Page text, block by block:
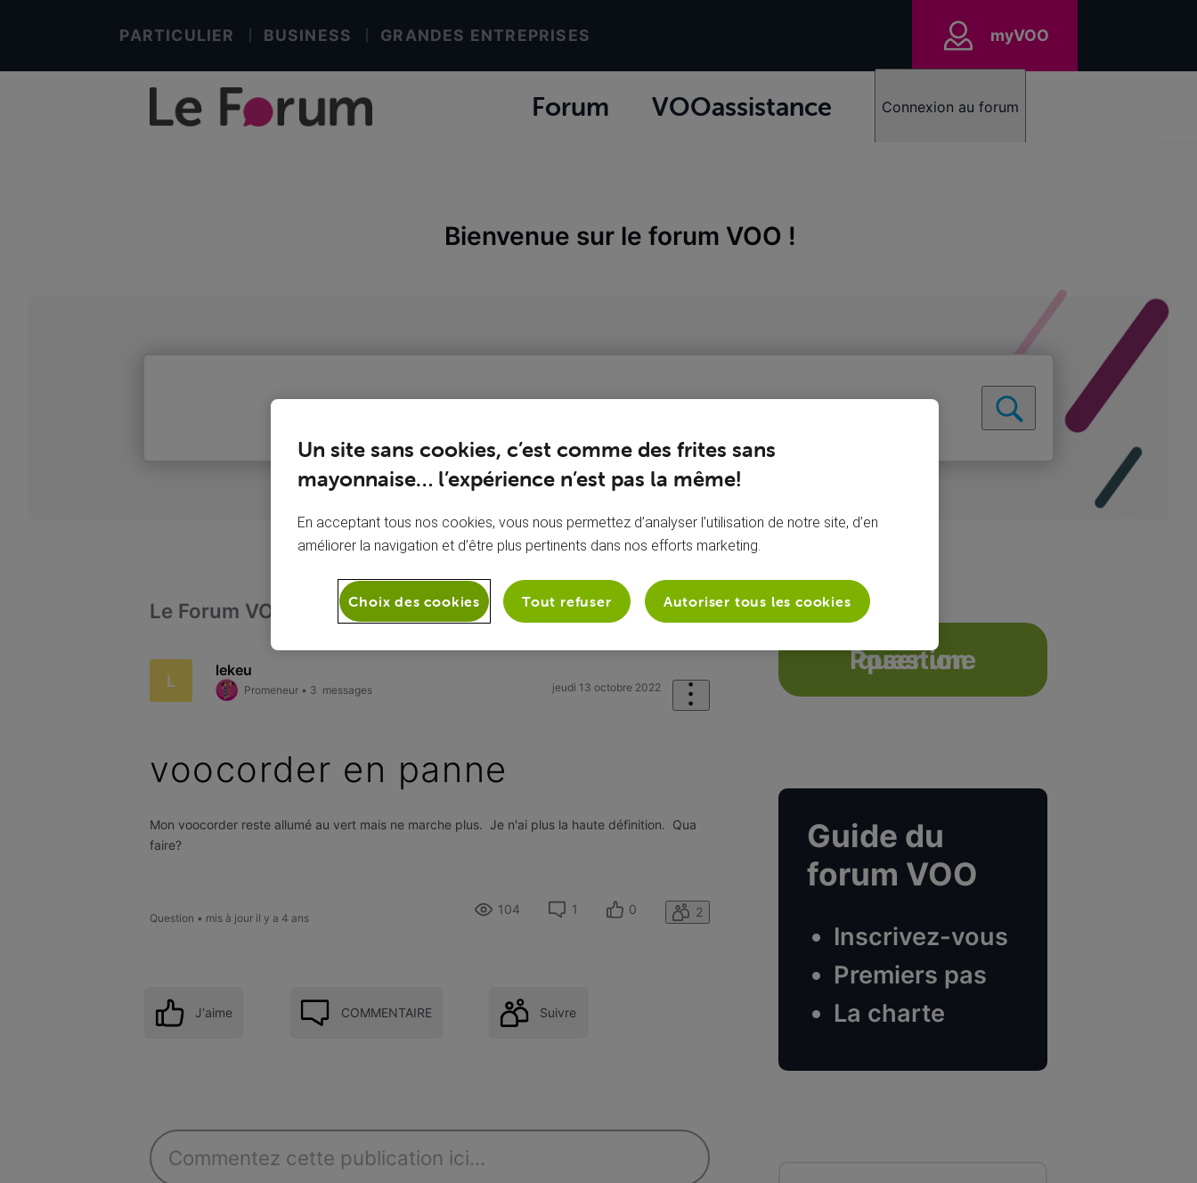
PARTICULIER BUSINESS GRANDES ENTREPRISES myVOO
Forum VOOassistance Connexion au forum
Bienvenue sur le forum VOO !
Le Forum VOO Télévision Mon VOOcorder voocorder en panne
L
lekeu
Promeneur• 3 messages jeudi 13 octobre 2022
voocorder en panne
Mon voocorder reste allumé au vert mais ne marche plus. Je n'ai plus la haute définition. Qua
faire?
Question • mis à jour il y a 4 ans
104 1 0 2
J'aime COMMENTAIRE Suivre
Poser une question
Guide du
forum VOO
Inscrivez-vous
Premiers pas
La charte
Un site sans cookies, c’est comme des frites sans
mayonnaise… l’expérience n’est pas la même!
En acceptant tous nos cookies, vous nous permettez d’analyser l’utilisation de notre site, d’en
améliorer la navigation et d’être plus pertinents dans nos efforts marketing.
Tout refuser Autoriser tous les cookies
Choix des cookies